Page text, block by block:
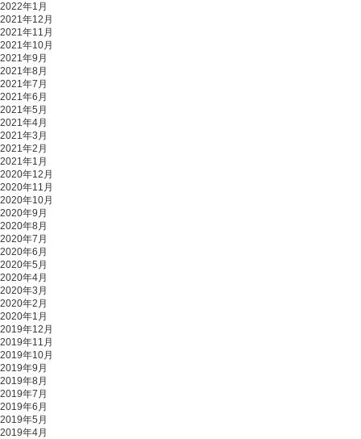
2022年1月
2021年12月
2021年11月
2021年10月
2021年9月
2021年8月
2021年7月
2021年6月
2021年5月
2021年4月
2021年3月
2021年2月
2021年1月
2020年12月
2020年11月
2020年10月
2020年9月
2020年8月
2020年7月
2020年6月
2020年5月
2020年4月
2020年3月
2020年2月
2020年1月
2019年12月
2019年11月
2019年10月
2019年9月
2019年8月
2019年7月
2019年6月
2019年5月
2019年4月